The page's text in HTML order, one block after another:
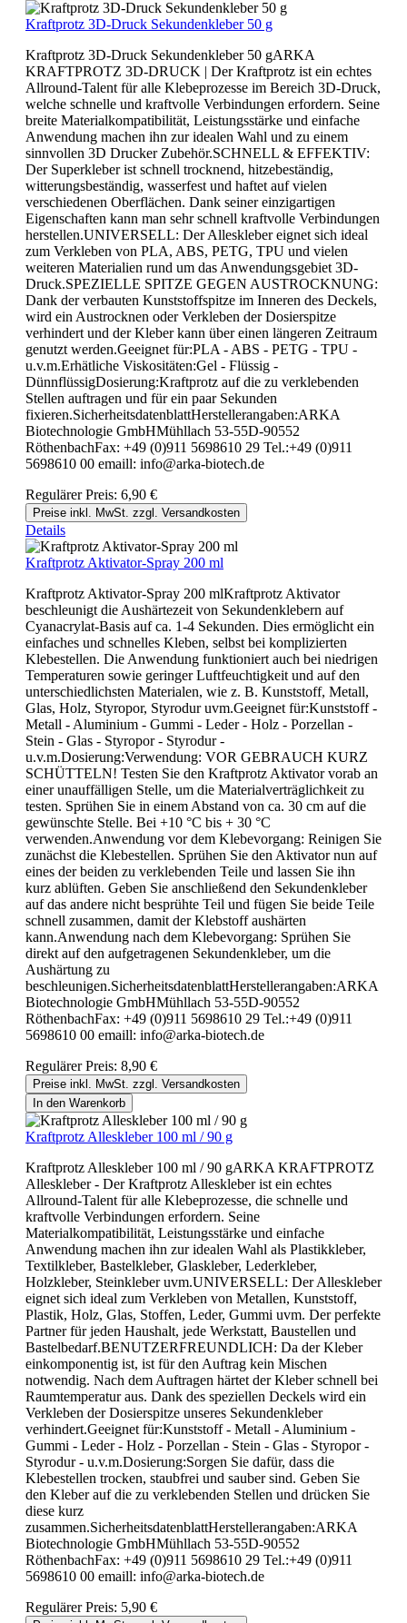
Kraftprotz 3D-Druck Sekundenkleber 50 g
Kraftprotz 3D-Druck Sekundenkleber 50 gARKA
KRAFTPROTZ 3D-DRUCK | Der Kraftprotz ist ein echtes
Allround-Talent für alle Klebeprozesse im Bereich 3D-Druck,
welche schnelle und kraftvolle Verbindungen erfordern. Seine
breite Materialkompatibilität, Leistungsstärke und einfache
Anwendung machen ihn zur idealen Wahl und zu einem
sinnvollen 3D Drucker Zubehör.SCHNELL & EFFEKTIV:
Der Superkleber ist schnell trocknend, hitzebeständig,
witterungsbeständig, wasserfest und haftet auf vielen
verschiedenen Oberflächen. Dank seiner einzigartigen
Eigenschaften kann man sehr schnell kraftvolle Verbindungen
herstellen.UNIVERSELL: Der Alleskleber eignet sich ideal
zum Verkleben von PLA, ABS, PETG, TPU und vielen
weiteren Materialien rund um das Anwendungsgebiet 3D-
Druck.SPEZIELLE SPITZE GEGEN AUSTROCKNUNG:
Dank der verbauten Kunststoffspitze im Inneren des Deckels,
wird ein Austrocknen oder Verkleben der Dosierspitze
verhindert und der Kleber kann über einen längeren Zeitraum
genutzt werden.Geeignet für:PLA - ABS - PETG - TPU -
u.v.m.Erhätliche Viskositäten:Gel - Flüssig -
DünnflüssigDosierung:Kraftprotz auf die zu verklebenden
Stellen auftragen und für ein paar Sekunden
fixieren.SicherheitsdatenblattHerstellerangaben:ARKA
Biotechnologie GmbHMühllach 53-55D-90552
RöthenbachFax: +49 (0)911 5698610 29 Tel.:+49 (0)911
5698610 00 emaill: info@arka-biotech.de
Regulärer Preis: 6,90 €
Preise inkl. MwSt. zzgl. Versandkosten
Details
Kraftprotz Aktivator-Spray 200 ml
Kraftprotz Aktivator-Spray 200 mlKraftprotz Aktivator
beschleunigt die Aushärtezeit von Sekundenklebern auf
Cyanacrylat-Basis auf ca. 1-4 Sekunden. Dies ermöglicht ein
einfaches und schnelles Kleben, selbst bei komplizierten
Klebestellen. Die Anwendung funktioniert auch bei niedrigen
Temperaturen sowie geringer Luftfeuchtigkeit und auf den
unterschiedlichsten Materialen, wie z. B. Kunststoff, Metall,
Glas, Holz, Styropor, Styrodur uvm.Geeignet für:Kunststoff -
Metall - Aluminium - Gummi - Leder - Holz - Porzellan -
Stein - Glas - Styropor - Styrodur -
u.v.m.Dosierung:Verwendung: VOR GEBRAUCH KURZ
SCHÜTTELN! Testen Sie den Kraftprotz Aktivator vorab an
einer unauffälligen Stelle, um die Materialverträglichkeit zu
testen. Sprühen Sie in einem Abstand von ca. 30 cm auf die
gewünschte Stelle. Bei +10 °C bis + 30 °C
verwenden.Anwendung vor dem Klebevorgang: Reinigen Sie
zunächst die Klebestellen. Sprühen Sie den Aktivator nun auf
eines der beiden zu verklebenden Teile und lassen Sie ihn
kurz ablüften. Geben Sie anschließend den Sekundenkleber
auf das andere nicht besprühte Teil und fügen Sie beide Teile
schnell zusammen, damit der Klebstoff aushärten
kann.Anwendung nach dem Klebevorgang: Sprühen Sie
direkt auf den aufgetragenen Sekundenkleber, um die
Aushärtung zu
beschleunigen.SicherheitsdatenblattHerstellerangaben:ARKA
Biotechnologie GmbHMühllach 53-55D-90552
RöthenbachFax: +49 (0)911 5698610 29 Tel.:+49 (0)911
5698610 00 emaill: info@arka-biotech.de
Regulärer Preis: 8,90 €
Preise inkl. MwSt. zzgl. Versandkosten
In den Warenkorb
Kraftprotz Alleskleber 100 ml / 90 g
Kraftprotz Alleskleber 100 ml / 90 gARKA KRAFTPROTZ
Alleskleber - Der Kraftprotz Alleskleber ist ein echtes
Allround-Talent für alle Klebeprozesse, die schnelle und
kraftvolle Verbindungen erfordern. Seine
Materialkompatibilität, Leistungsstärke und einfache
Anwendung machen ihn zur idealen Wahl als Plastikkleber,
Textilkleber, Bastelkleber, Glaskleber, Lederkleber,
Holzkleber, Steinkleber uvm.UNIVERSELL: Der Alleskleber
eignet sich ideal zum Verkleben von Metallen, Kunststoff,
Plastik, Holz, Glas, Stoffen, Leder, Gummi uvm. Der perfekte
Partner für jeden Haushalt, jede Werkstatt, Baustellen und
Bastelbedarf.BENUTZERFREUNDLICH: Da der Kleber
einkomponentig ist, ist für den Auftrag kein Mischen
notwendig. Nach dem Auftragen härtet der Kleber schnell bei
Raumtemperatur aus. Dank des speziellen Deckels wird ein
Verkleben der Dosierspitze unseres Sekundenkleber
verhindert.Geeignet für:Kunststoff - Metall - Aluminium -
Gummi - Leder - Holz - Porzellan - Stein - Glas - Styropor -
Styrodur - u.v.m.Dosierung:Sorgen Sie dafür, dass die
Klebestellen trocken, staubfrei und sauber sind. Geben Sie
den Kleber auf die zu verklebenden Stellen und drücken Sie
diese kurz
zusammen.SicherheitsdatenblattHerstellerangaben:ARKA
Biotechnologie GmbHMühllach 53-55D-90552
RöthenbachFax: +49 (0)911 5698610 29 Tel.:+49 (0)911
5698610 00 emaill: info@arka-biotech.de
Regulärer Preis: 5,90 €